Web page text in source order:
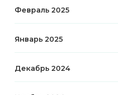
Февраль 2025
Январь 2025
Декабрь 2024